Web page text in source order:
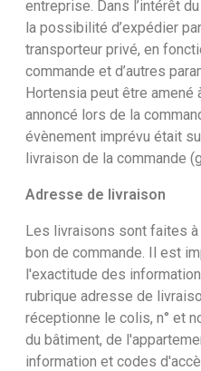
entreprise. Dans l’intérêt
la possibilité d’expédier
transporteur privé, en
commande et d’autres
Hortensia peut être amené
annoncé lors de la
évènement imprévu était
livraison de la commande
Adresse de livraison
Les livraisons sont faites
bon de commande. Il est
l'exactitude des
rubrique adresse de
réceptionne le colis, n° et
du bâtiment, de
information et codes